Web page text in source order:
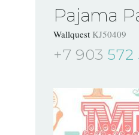
Pajama
Wallquest KJ50409
+7 903 572